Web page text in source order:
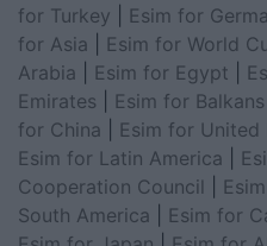
for Turkey
Esim for
for Asia
Esim for World
Arabia
Esim for Egypt
Emirates
Esim for Balkans
for China
Esim for United
Esim for Latin America
Cooperation Council
South America
Esim for